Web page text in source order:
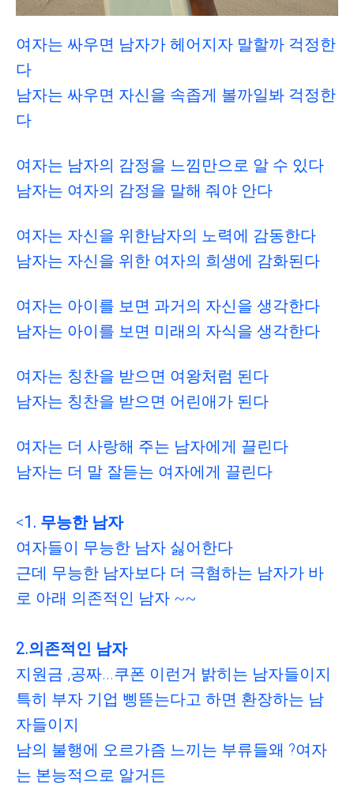
여자는 싸우면 남자가 헤어지자 말할까 걱정한
다
남자는 싸우면 자신을 속좁게 볼까일봐 걱정한
다
여자는 남자의 감정을 느낌만으로 알 수 있다
남자는 여자의 감정을 말해 줘야 안다
여자는 자신을 위한남자의 노력에 감동한다
남자는 자신을 위한 여자의 희생에 감화된다
여자는 아이를 보면 과거의 자신을 생각한다
남자는 아이를 보면 미래의 자식을 생각한다
여자는 칭찬을 받으면 여왕처럼 된다
남자는 칭찬을 받으면 어린애가 된다
여자는 더 사랑해 주는 남자에게 끌린다
남자는 더 말 잘듣는 여자에게 끌린다
<1. 무능한 남자
여자들이 무능한 남자 싫어한다
근데 무능한 남자보다 더 극혐하는 남자가 바
로 아래 의존적인 남자 ~~
2.의존적인 남자
지원금 ,공짜...쿠폰 이런거 밝히는 남자들이지
특히 부자 기업 삥뜯는다고 하면 환장하는 남
자들이지
남의 불행에 오르가즘 느끼는 부류들왜 ?여자
는 본능적으로 알거든